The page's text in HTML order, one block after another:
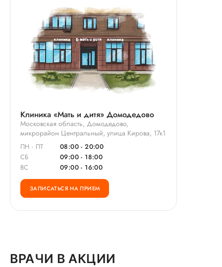
Клиника «Мать и дитя» Домодедово
Московская область, Домодедово,
микрорайон Центральный, улица Кирова, 17к1
ПН - ПТ
08:00 - 20:00
СБ
09:00 - 18:00
ВС
09:00 - 16:00
ЗАПИСАТЬСЯ НА ПРИЕМ
ВРАЧИ В АКЦИИ